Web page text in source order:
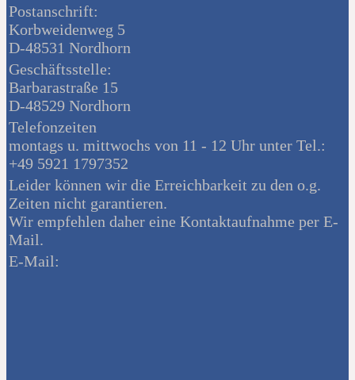
Postanschrift:
Korbweidenweg 5
D-48531 Nordhorn
Geschäftsstelle:
Barbarastraße 15
D-48529 Nordhorn
Telefonzeiten
montags u. mittwochs von 11 - 12 Uhr unter Tel.:
+49 5921 1797352
Leider können wir die Erreichbarkeit zu den o.g.
Zeiten nicht garantieren.
Wir empfehlen daher eine Kontaktaufnahme per E-
Mail.
E-Mail: